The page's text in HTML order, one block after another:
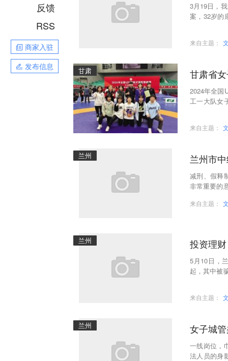
反馈
RSS
商家入驻
发布信息
3月19日，
案，32岁的
来自主题：
甘肃 甘肃省
2024年全国
工一大队女
来自主题：
兰州 兰州市
减刑、假释
非常重要的
来自主题：
兰州 投资理
5月10日，
起，其中被
来自主题：
兰州 女子城
一线岗位，
法人员的身